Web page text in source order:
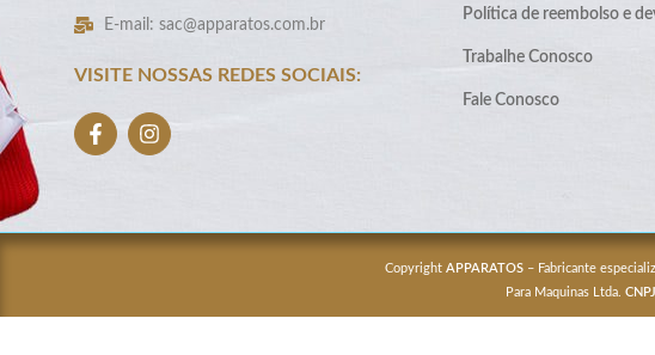
E-mail: sac@apparatos.com.br
VISITE NOSSAS REDES SOCIAIS:
Política de reembolso e
Trabalhe Conosco
Fale Conosco
Copyright APPARATOS – Fabricante
Para Maquinas Ltda. CNPJ